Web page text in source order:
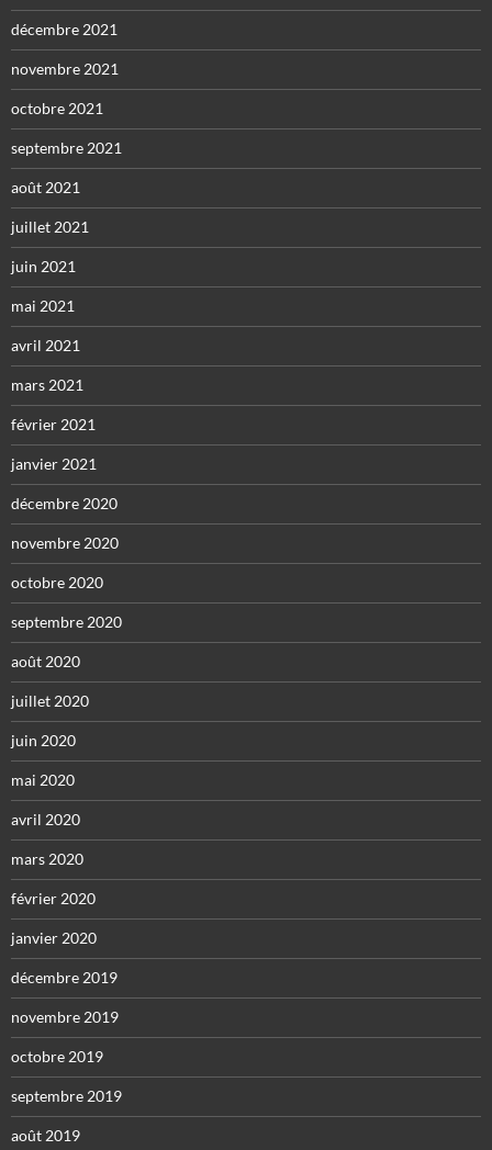
décembre 2021
novembre 2021
octobre 2021
septembre 2021
août 2021
juillet 2021
juin 2021
mai 2021
avril 2021
mars 2021
février 2021
janvier 2021
décembre 2020
novembre 2020
octobre 2020
septembre 2020
août 2020
juillet 2020
juin 2020
mai 2020
avril 2020
mars 2020
février 2020
janvier 2020
décembre 2019
novembre 2019
octobre 2019
septembre 2019
août 2019